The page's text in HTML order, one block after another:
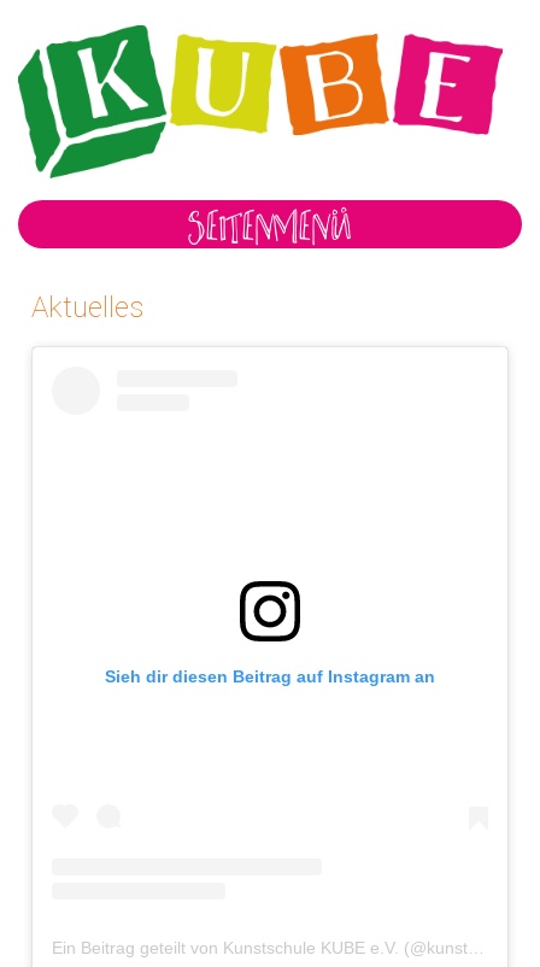
SEITENMENÜ
Aktuelles
Sieh dir diesen Beitrag auf Instagram an